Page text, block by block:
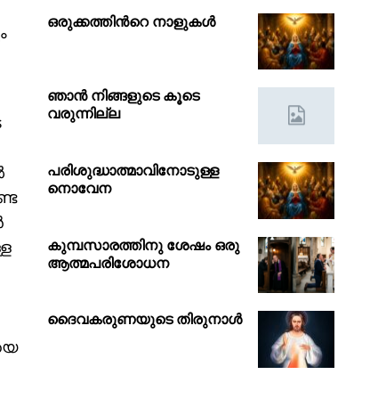
ഒരുക്കത്തിൻറെ നാളുകൾ
ഞാൻ നിങ്ങളുടെ കൂടെ
വരുന്നില്ല
പരിശുദ്ധാത്മാവിനോടുള്ള
നൊവേന
കുമ്പസാരത്തിനു ശേഷം ഒരു
ആത്മപരിശോധന
ദൈവകരുണയുടെ തിരുനാൾ